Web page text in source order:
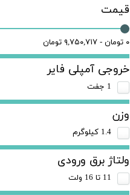
قیمت
۰ تومان - ۹,۷۵۰,۷۱۷ تومان
خروجی آمپلی فایر
1 جفت
وزن
1.4 کیلوگرم
ولتاژ برق ورودی
11 تا 16 ولت